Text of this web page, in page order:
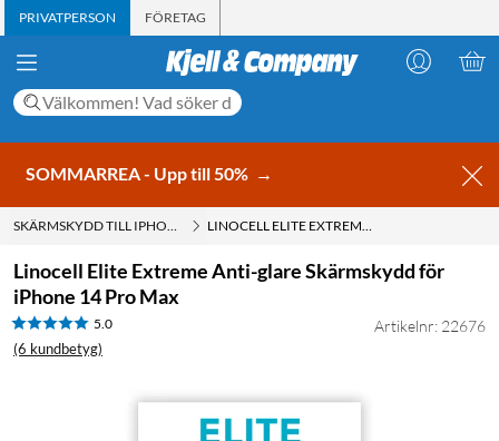
PRIVATPERSON FÖRETAG
SOMMARREA - Upp till 50% →
SKÄRMSKYDD TILL IPHONE 14 PRO MAX LINOCELL ELITE EXTREME ANTI-GLARE SKÄRMSKYDD FÖR IPHONE 14 PRO MAX
Linocell Elite Extreme Anti-glare Skärmskydd för
iPhone 14 Pro Max
5.0
(6 kundbetyg)
Artikelnr: 22676